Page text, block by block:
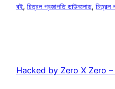
বই, চিত্রল প্রজাপতি ডাউনলোড, চিত্রল
Hacked by Zero X Zero –